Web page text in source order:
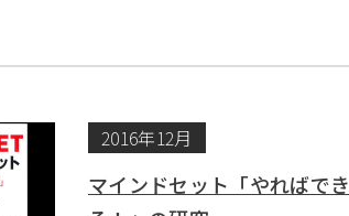
2016年12月
マインドセット「やればでき